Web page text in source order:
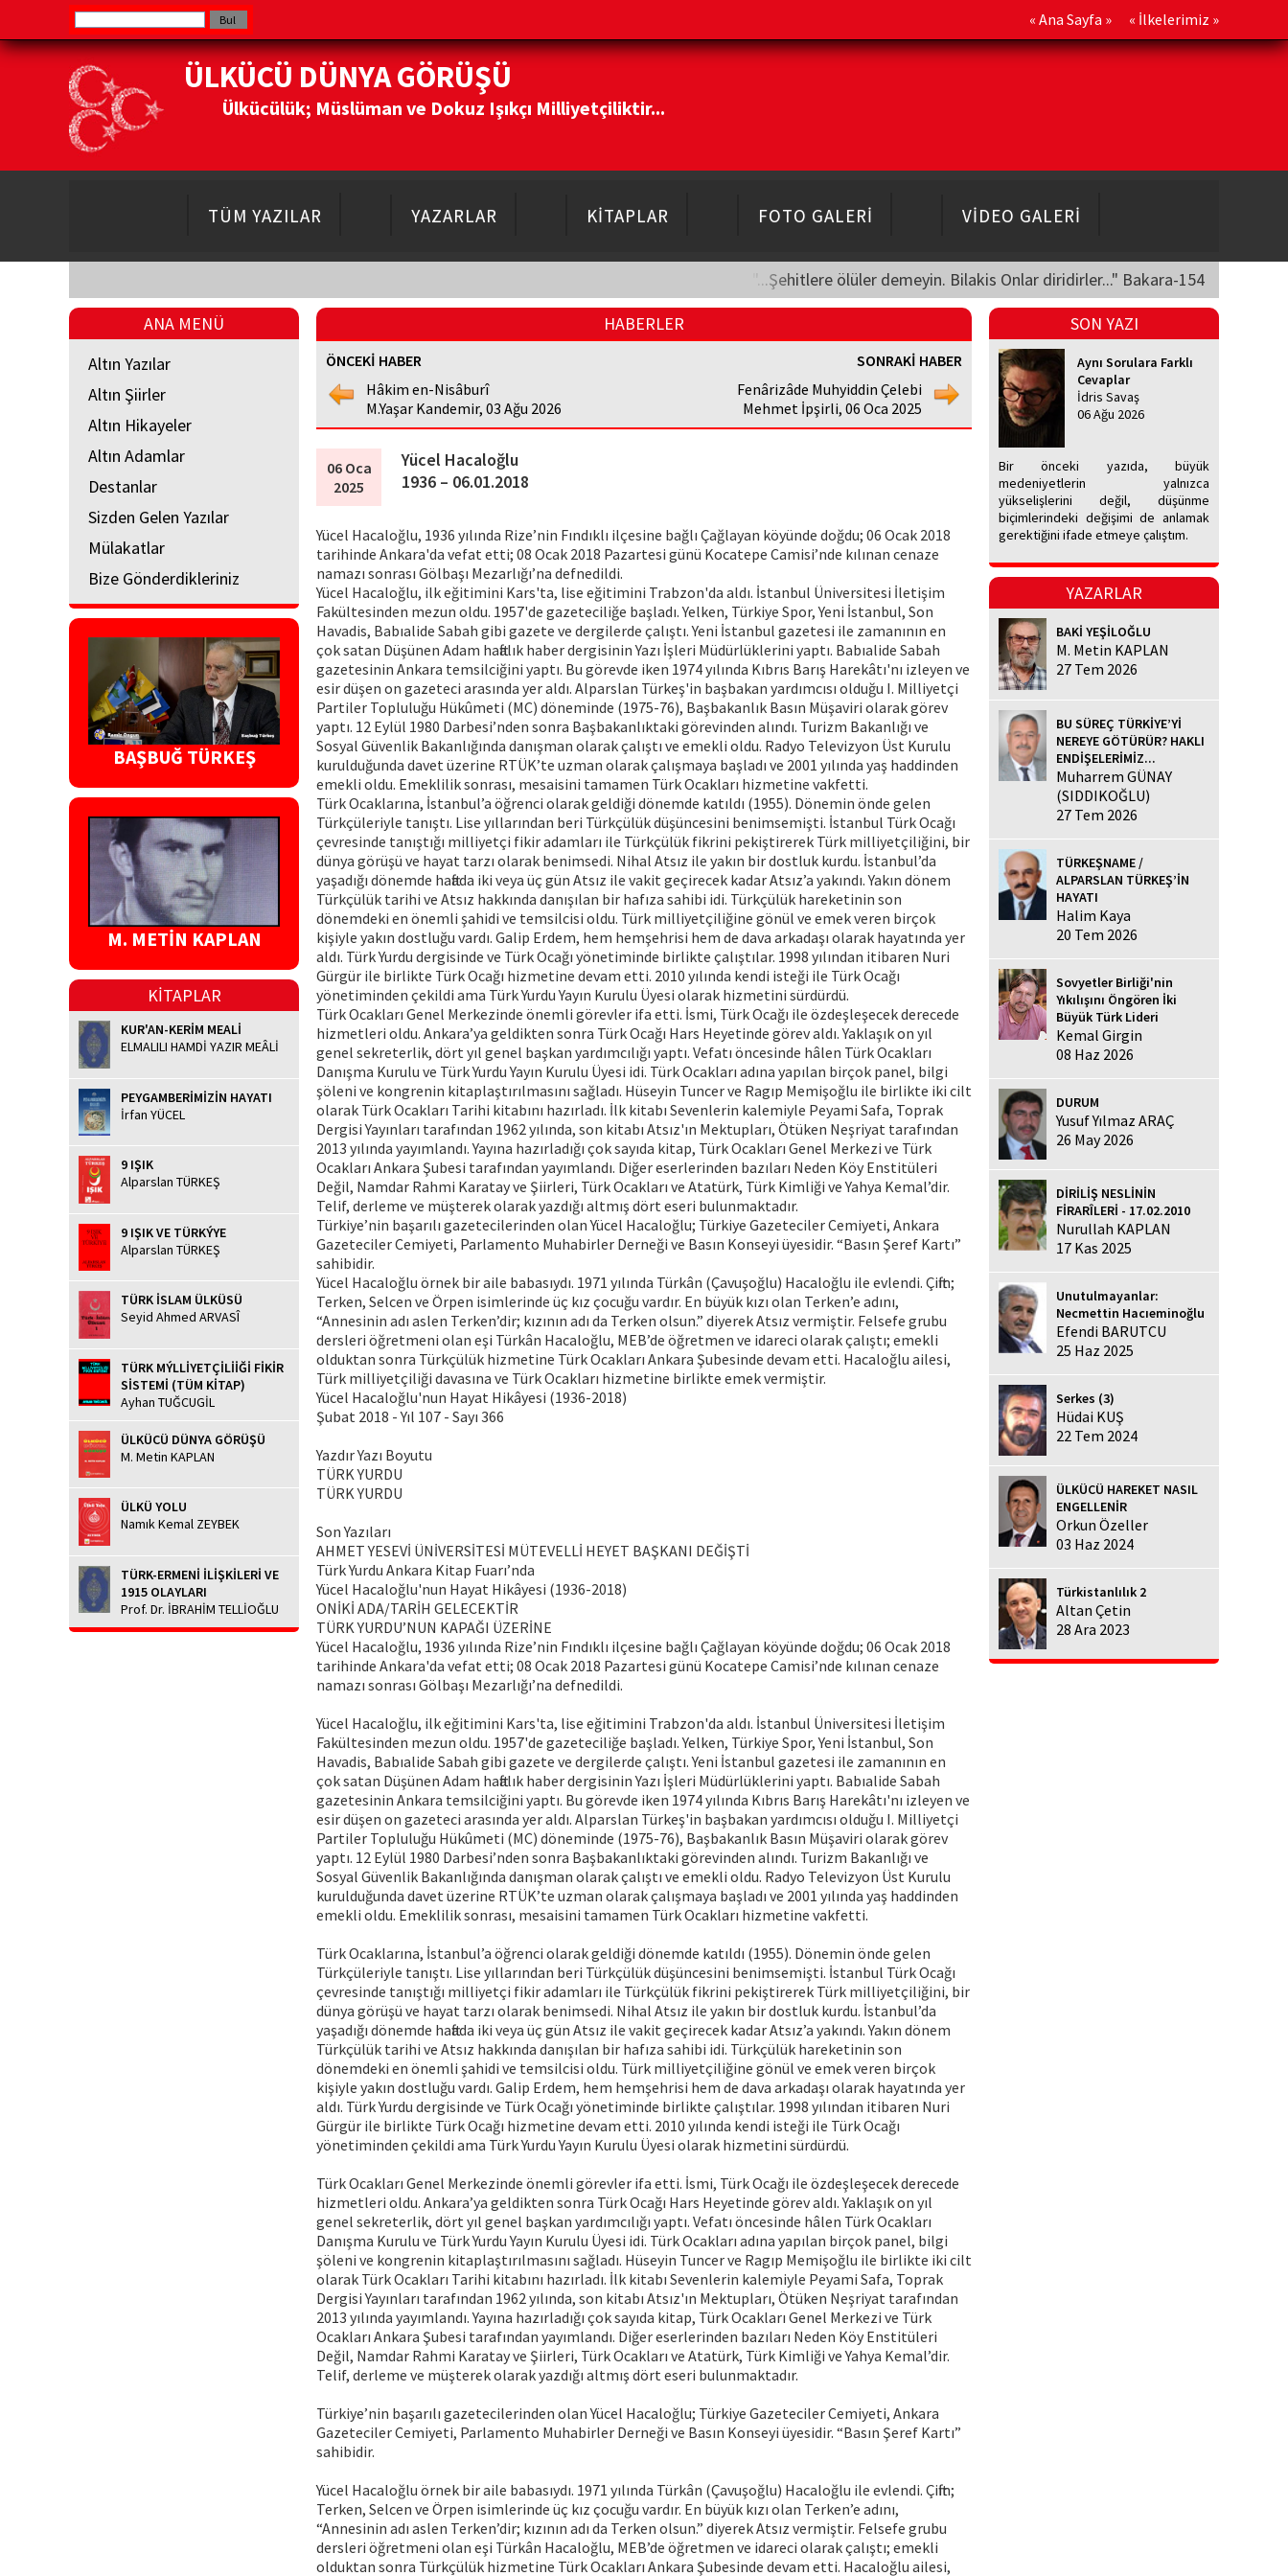
« Ana Sayfa » « İlkelerimiz »
ÜLKÜCÜ DÜNYA GÖRÜŞÜ
Ülkücülük; Müslüman ve Dokuz Işıkçı Milliyetçiliktir...
TÜM YAZILAR YAZARLAR KİTAPLAR FOTO GALERİ VİDEO GALERİ
"...Şehitlere ölüler demeyin. Bilakis Onlar diridirler..." Bakara-154
ANA MENÜ
Altın Yazılar
Altın Şiirler
Altın Hikayeler
Altın Adamlar
Destanlar
Sizden Gelen Yazılar
Mülakatlar
Bize Gönderdikleriniz
BAŞBUĞ TÜRKEŞ
M. METİN KAPLAN
KİTAPLAR
KUR'AN-KERİM MEALİ
ELMALILI HAMDİ YAZIR MEÂLİ
PEYGAMBERİMİZİN HAYATI
İrfan YÜCEL
9 IŞIK
Alparslan TÜRKEŞ
9 IŞIK VE TÜRKÝYE
Alparslan TÜRKEŞ
TÜRK İSLAM ÜLKÜSÜ
Seyid Ahmed ARVASÎ
TÜRK MÝLLİYETÇİLİİĞİ FİKİR
SİSTEMİ (TÜM KİTAP)
Ayhan TUĞCUGİL
ÜLKÜCÜ DÜNYA GÖRÜŞÜ
M. Metin KAPLAN
ÜLKÜ YOLU
Namık Kemal ZEYBEK
TÜRK-ERMENİ İLİŞKİLERİ VE
1915 OLAYLARI
Prof. Dr. İBRAHİM TELLİOĞLU
HABERLER
ÖNCEKİ HABER
Hâkim en-Nisâburî
M.Yaşar Kandemir, 03 Ağu 2026
SONRAKİ HABER
Fenârizâde Muhyiddin Çelebi
Mehmet İpşirli, 06 Oca 2025
06 Oca
2025
Yücel Hacaloğlu
1936 – 06.01.2018
Yücel Hacaloğlu, 1936 yılında Rize’nin Fındıklı ilçesine bağlı Çağlayan köyünde doğdu; 06 Ocak 2018
tarihinde Ankara'da vefat etti; 08 Ocak 2018 Pazartesi günü Kocatepe Camisi’nde kılınan cenaze
namazı sonrası Gölbaşı Mezarlığı’na defnedildi.
Yücel Hacaloğlu, ilk eğitimini Kars'ta, lise eğitimini Trabzon'da aldı. İstanbul Üniversitesi İletişim
Fakültesinden mezun oldu. 1957'de gazeteciliğe başladı. Yelken, Türkiye Spor, Yeni İstanbul, Son
Havadis, Babıalide Sabah gibi gazete ve dergilerde çalıştı. Yeni İstanbul gazetesi ile zamanının en
çok satan Düşünen Adam haftalık haber dergisinin Yazı İşleri Müdürlüklerini yaptı. Babıalide Sabah
gazetesinin Ankara temsilciğini yaptı. Bu görevde iken 1974 yılında Kıbrıs Barış Harekâtı'nı izleyen ve
esir düşen on gazeteci arasında yer aldı. Alparslan Türkeş'in başbakan yardımcısı olduğu I. Milliyetçi
Partiler Topluluğu Hükûmeti (MC) döneminde (1975-76), Başbakanlık Basın Müşaviri olarak görev
yaptı. 12 Eylül 1980 Darbesi’nden sonra Başbakanlıktaki görevinden alındı. Turizm Bakanlığı ve
Sosyal Güvenlik Bakanlığında danışman olarak çalıştı ve emekli oldu. Radyo Televizyon Üst Kurulu
kurulduğunda davet üzerine RTÜK’te uzman olarak çalışmaya başladı ve 2001 yılında yaş haddinden
emekli oldu. Emeklilik sonrası, mesaisini tamamen Türk Ocakları hizmetine vakfetti.
Türk Ocaklarına, İstanbul’a öğrenci olarak geldiği dönemde katıldı (1955). Dönemin önde gelen
Türkçüleriyle tanıştı. Lise yıllarından beri Türkçülük düşüncesini benimsemişti. İstanbul Türk Ocağı
çevresinde tanıştığı milliyetçi fikir adamları ile Türkçülük fikrini pekiştirerek Türk milliyetçiliğini, bir
dünya görüşü ve hayat tarzı olarak benimsedi. Nihal Atsız ile yakın bir dostluk kurdu. İstanbul’da
yaşadığı dönemde haftada iki veya üç gün Atsız ile vakit geçirecek kadar Atsız’a yakındı. Yakın dönem
Türkçülük tarihi ve Atsız hakkında danışılan bir hafıza sahibi idi. Türkçülük hareketinin son
dönemdeki en önemli şahidi ve temsilcisi oldu. Türk milliyetçiliğine gönül ve emek veren birçok
kişiyle yakın dostluğu vardı. Galip Erdem, hem hemşehrisi hem de dava arkadaşı olarak hayatında yer
aldı. Türk Yurdu dergisinde ve Türk Ocağı yönetiminde birlikte çalıştılar. 1998 yılından itibaren Nuri
Gürgür ile birlikte Türk Ocağı hizmetine devam etti. 2010 yılında kendi isteği ile Türk Ocağı
yönetiminden çekildi ama Türk Yurdu Yayın Kurulu Üyesi olarak hizmetini sürdürdü.
Türk Ocakları Genel Merkezinde önemli görevler ifa etti. İsmi, Türk Ocağı ile özdeşleşecek derecede
hizmetleri oldu. Ankara’ya geldikten sonra Türk Ocağı Hars Heyetinde görev aldı. Yaklaşık on yıl
genel sekreterlik, dört yıl genel başkan yardımcılığı yaptı. Vefatı öncesinde hâlen Türk Ocakları
Danışma Kurulu ve Türk Yurdu Yayın Kurulu Üyesi idi. Türk Ocakları adına yapılan birçok panel, bilgi
şöleni ve kongrenin kitaplaştırılmasını sağladı. Hüseyin Tuncer ve Ragıp Memişoğlu ile birlikte iki cilt
olarak Türk Ocakları Tarihi kitabını hazırladı. İlk kitabı Sevenlerin kalemiyle Peyami Safa, Toprak
Dergisi Yayınları tarafından 1962 yılında, son kitabı Atsız'ın Mektupları, Ötüken Neşriyat tarafından
2013 yılında yayımlandı. Yayına hazırladığı çok sayıda kitap, Türk Ocakları Genel Merkezi ve Türk
Ocakları Ankara Şubesi tarafından yayımlandı. Diğer eserlerinden bazıları Neden Köy Enstitüleri
Değil, Namdar Rahmi Karatay ve Şiirleri, Türk Ocakları ve Atatürk, Türk Kimliği ve Yahya Kemal’dir.
Telif, derleme ve müşterek olarak yazdığı altmış dört eseri bulunmaktadır.
Türkiye’nin başarılı gazetecilerinden olan Yücel Hacaloğlu; Türkiye Gazeteciler Cemiyeti, Ankara
Gazeteciler Cemiyeti, Parlamento Muhabirler Derneği ve Basın Konseyi üyesidir. “Basın Şeref Kartı”
sahibidir.
Yücel Hacaloğlu örnek bir aile babasıydı. 1971 yılında Türkân (Çavuşoğlu) Hacaloğlu ile evlendi. Çiftin;
Terken, Selcen ve Örpen isimlerinde üç kız çocuğu vardır. En büyük kızı olan Terken’e adını,
“Annesinin adı aslen Terken’dir; kızının adı da Terken olsun.” diyerek Atsız vermiştir. Felsefe grubu
dersleri öğretmeni olan eşi Türkân Hacaloğlu, MEB’de öğretmen ve idareci olarak çalıştı; emekli
olduktan sonra Türkçülük hizmetine Türk Ocakları Ankara Şubesinde devam etti. Hacaloğlu ailesi,
Türk milliyetçiliği davasına ve Türk Ocakları hizmetine birlikte emek vermiştir.
Yücel Hacaloğlu'nun Hayat Hikâyesi (1936-2018)
Şubat 2018 - Yıl 107 - Sayı 366
Yazdır Yazı Boyutu
TÜRK YURDU
TÜRK YURDU
Son Yazıları
AHMET YESEVİ ÜNİVERSİTESİ MÜTEVELLİ HEYET BAŞKANI DEĞİŞTİ
Türk Yurdu Ankara Kitap Fuarı’nda
Yücel Hacaloğlu'nun Hayat Hikâyesi (1936-2018)
ONİKİ ADA/TARİH GELECEKTİR
TÜRK YURDU’NUN KAPAĞI ÜZERİNE
Yücel Hacaloğlu, 1936 yılında Rize’nin Fındıklı ilçesine bağlı Çağlayan köyünde doğdu; 06 Ocak 2018
tarihinde Ankara'da vefat etti; 08 Ocak 2018 Pazartesi günü Kocatepe Camisi’nde kılınan cenaze
namazı sonrası Gölbaşı Mezarlığı’na defnedildi.
Yücel Hacaloğlu, ilk eğitimini Kars'ta, lise eğitimini Trabzon'da aldı. İstanbul Üniversitesi İletişim
Fakültesinden mezun oldu. 1957'de gazeteciliğe başladı. Yelken, Türkiye Spor, Yeni İstanbul, Son
Havadis, Babıalide Sabah gibi gazete ve dergilerde çalıştı. Yeni İstanbul gazetesi ile zamanının en
çok satan Düşünen Adam haftalık haber dergisinin Yazı İşleri Müdürlüklerini yaptı. Babıalide Sabah
gazetesinin Ankara temsilciğini yaptı. Bu görevde iken 1974 yılında Kıbrıs Barış Harekâtı'nı izleyen ve
esir düşen on gazeteci arasında yer aldı. Alparslan Türkeş'in başbakan yardımcısı olduğu I. Milliyetçi
Partiler Topluluğu Hükûmeti (MC) döneminde (1975-76), Başbakanlık Basın Müşaviri olarak görev
yaptı. 12 Eylül 1980 Darbesi’nden sonra Başbakanlıktaki görevinden alındı. Turizm Bakanlığı ve
Sosyal Güvenlik Bakanlığında danışman olarak çalıştı ve emekli oldu. Radyo Televizyon Üst Kurulu
kurulduğunda davet üzerine RTÜK’te uzman olarak çalışmaya başladı ve 2001 yılında yaş haddinden
emekli oldu. Emeklilik sonrası, mesaisini tamamen Türk Ocakları hizmetine vakfetti.
Türk Ocaklarına, İstanbul’a öğrenci olarak geldiği dönemde katıldı (1955). Dönemin önde gelen
Türkçüleriyle tanıştı. Lise yıllarından beri Türkçülük düşüncesini benimsemişti. İstanbul Türk Ocağı
çevresinde tanıştığı milliyetçi fikir adamları ile Türkçülük fikrini pekiştirerek Türk milliyetçiliğini, bir
dünya görüşü ve hayat tarzı olarak benimsedi. Nihal Atsız ile yakın bir dostluk kurdu. İstanbul’da
yaşadığı dönemde haftada iki veya üç gün Atsız ile vakit geçirecek kadar Atsız’a yakındı. Yakın dönem
Türkçülük tarihi ve Atsız hakkında danışılan bir hafıza sahibi idi. Türkçülük hareketinin son
dönemdeki en önemli şahidi ve temsilcisi oldu. Türk milliyetçiliğine gönül ve emek veren birçok
kişiyle yakın dostluğu vardı. Galip Erdem, hem hemşehrisi hem de dava arkadaşı olarak hayatında yer
aldı. Türk Yurdu dergisinde ve Türk Ocağı yönetiminde birlikte çalıştılar. 1998 yılından itibaren Nuri
Gürgür ile birlikte Türk Ocağı hizmetine devam etti. 2010 yılında kendi isteği ile Türk Ocağı
yönetiminden çekildi ama Türk Yurdu Yayın Kurulu Üyesi olarak hizmetini sürdürdü.
Türk Ocakları Genel Merkezinde önemli görevler ifa etti. İsmi, Türk Ocağı ile özdeşleşecek derecede
hizmetleri oldu. Ankara’ya geldikten sonra Türk Ocağı Hars Heyetinde görev aldı. Yaklaşık on yıl
genel sekreterlik, dört yıl genel başkan yardımcılığı yaptı. Vefatı öncesinde hâlen Türk Ocakları
Danışma Kurulu ve Türk Yurdu Yayın Kurulu Üyesi idi. Türk Ocakları adına yapılan birçok panel, bilgi
şöleni ve kongrenin kitaplaştırılmasını sağladı. Hüseyin Tuncer ve Ragıp Memişoğlu ile birlikte iki cilt
olarak Türk Ocakları Tarihi kitabını hazırladı. İlk kitabı Sevenlerin kalemiyle Peyami Safa, Toprak
Dergisi Yayınları tarafından 1962 yılında, son kitabı Atsız'ın Mektupları, Ötüken Neşriyat tarafından
2013 yılında yayımlandı. Yayına hazırladığı çok sayıda kitap, Türk Ocakları Genel Merkezi ve Türk
Ocakları Ankara Şubesi tarafından yayımlandı. Diğer eserlerinden bazıları Neden Köy Enstitüleri
Değil, Namdar Rahmi Karatay ve Şiirleri, Türk Ocakları ve Atatürk, Türk Kimliği ve Yahya Kemal’dir.
Telif, derleme ve müşterek olarak yazdığı altmış dört eseri bulunmaktadır.
Türkiye’nin başarılı gazetecilerinden olan Yücel Hacaloğlu; Türkiye Gazeteciler Cemiyeti, Ankara
Gazeteciler Cemiyeti, Parlamento Muhabirler Derneği ve Basın Konseyi üyesidir. “Basın Şeref Kartı”
sahibidir.
Yücel Hacaloğlu örnek bir aile babasıydı. 1971 yılında Türkân (Çavuşoğlu) Hacaloğlu ile evlendi. Çiftin;
Terken, Selcen ve Örpen isimlerinde üç kız çocuğu vardır. En büyük kızı olan Terken’e adını,
“Annesinin adı aslen Terken’dir; kızının adı da Terken olsun.” diyerek Atsız vermiştir. Felsefe grubu
dersleri öğretmeni olan eşi Türkân Hacaloğlu, MEB’de öğretmen ve idareci olarak çalıştı; emekli
olduktan sonra Türkçülük hizmetine Türk Ocakları Ankara Şubesinde devam etti. Hacaloğlu ailesi,
SON YAZI
Aynı Sorulara Farklı
Cevaplar
İdris Savaş
06 Ağu 2026
Bir önceki yazıda, büyük
medeniyetlerin yalnızca
yükselişlerini değil, düşünme
biçimlerindeki değişimi de anlamak
gerektiğini ifade etmeye çalıştım.
YAZARLAR
BAKİ YEŞİLOĞLU
M. Metin KAPLAN
27 Tem 2026
BU SÜREÇ TÜRKİYE’Yİ
NEREYE GÖTÜRÜR? HAKLI
ENDİŞELERİMİZ...
Muharrem GÜNAY
(SIDDIKOĞLU)
27 Tem 2026
TÜRKEŞNAME /
ALPARSLAN TÜRKEŞ’İN
HAYATI
Halim Kaya
20 Tem 2026
Sovyetler Birliği'nin
Yıkılışını Öngören İki
Büyük Türk Lideri
Kemal Girgin
08 Haz 2026
DURUM
Yusuf Yılmaz ARAÇ
26 May 2026
DİRİLİŞ NESLİNİN
FİRARÎLERİ - 17.02.2010
Nurullah KAPLAN
17 Kas 2025
Unutulmayanlar:
Necmettin Hacıeminoğlu
Efendi BARUTCU
25 Haz 2025
Serkes (3)
Hüdai KUŞ
22 Tem 2024
ÜLKÜCÜ HAREKET NASIL
ENGELLENİR
Orkun Özeller
03 Haz 2024
Türkistanlılık 2
Altan Çetin
28 Ara 2023